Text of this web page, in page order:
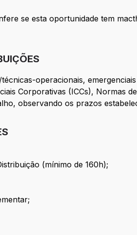
se esta oportunidade tem
operacionais,
Corporativas (ICCs), Normas
observando os prazos
(mínimo de 160h);